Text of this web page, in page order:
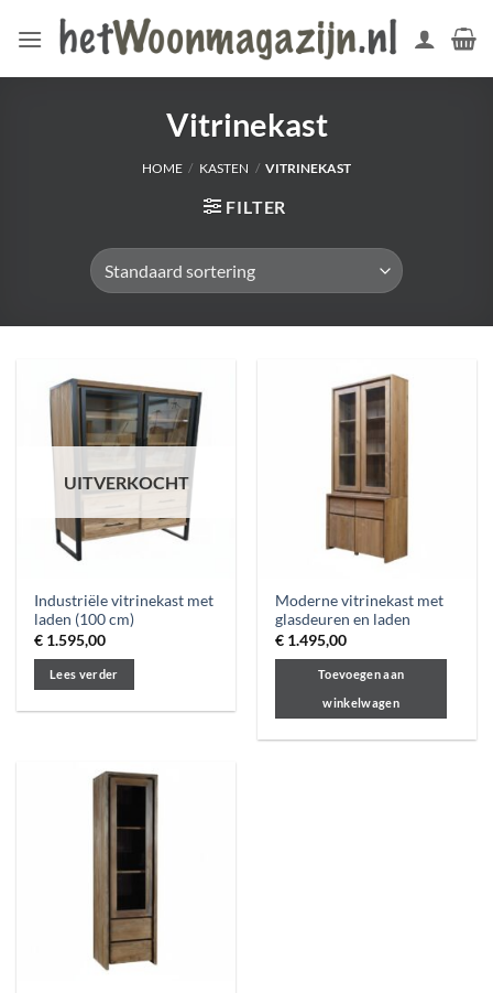
naar
Vitrinekast
HOME / KASTEN / VITRINEKAST
FILTER
UITVERKOCHT
Industriële vitrinekast met
laden (100 cm)
€ 1.595,00
Lees verder
Moderne vitrinekast met
glasdeuren en laden
€ 1.495,00
Toevoegen aan
winkelwagen